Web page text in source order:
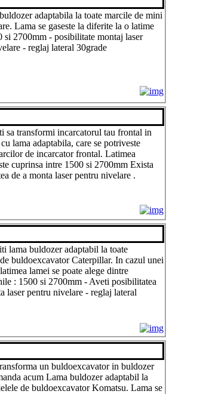
adaptabila la toate marcile de mini
Lama se gaseste la diferite la o latime
si 2700mm - posibilitate montaj laser
- reglaj lateral 30grade
sa transformi incarcatorul tau frontal in
lama adaptabila, care se potriveste
de incarcator frontal. Latimea
cuprinsa intre 1500 si 2700mm Exista
de a monta laser pentru nivelare .
lama buldozer adaptabil la toate
buldoexcavator Caterpillar. In cazul unei
lamei se poate alege dintre
: 1500 si 2700mm - Aveti posibilitatea
laser pentru nivelare - reglaj lateral
un buldoexcavator in buldozer
acum Lama buldozer adaptabil la
de buldoexcavator Komatsu. Lama se